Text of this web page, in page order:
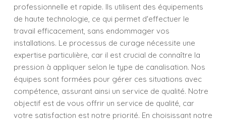
professionnelle et rapide. Ils utilisent des équipements
de haute technologie, ce qui permet d'effectuer le
travail efficacement, sans endommager vos
installations. Le processus de curage nécessite une
expertise particulière, car il est crucial de connaître la
pression à appliquer selon le type de canalisation. Nos
équipes sont formées pour gérer ces situations avec
compétence, assurant ainsi un service de qualité. Notre
objectif est de vous offrir un service de qualité, car
votre satisfaction est notre priorité. En choisissant notre